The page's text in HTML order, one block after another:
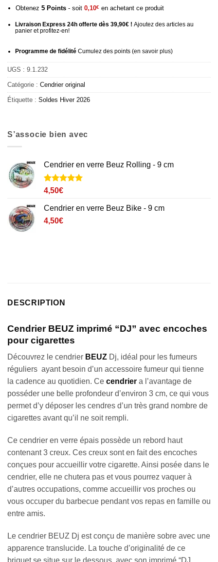
Obtenez 5Points- soit 0,10€ en achetant ce produit
Livraison Express 24h offerte dès 39,90€ ! Ajoutez des articles au
panier et profitez-en!
Programme de fidélitéCumulez des points (en savoir plus)
UGS : 9.1.232
Catégorie : Cendrier original
Étiquette : Soldes Hiver 2026
S’associe bien avec
Cendrier en verre Beuz Rolling - 9 cm
Noté5
5 basé sur
1
notation
client
4,50€
Cendrier en verre Beuz Bike - 9 cm
4,50€
DESCRIPTION
Cendrier BEUZ imprimé “DJ” avec encoches
pour cigarettes
Découvrez le cendrier BEUZ Dj, idéal pour les fumeurs
réguliers ayant besoin d’un accessoire fumeur qui tienne
la cadence au quotidien. Ce cendrier a l’avantage de
posséder une belle profondeur d’environ 3 cm, ce qui vous
permet d’y déposer les cendres d’un très grand nombre de
cigarettes avant qu’il ne soit rempli.
Ce cendrier en verre épais possède un rebord haut
contenant 3 creux. Ces creux sont en fait des encoches
conçues pour accueillir votre cigarette. Ainsi posée dans le
cendrier, elle ne chutera pas et vous pourrez vaquer à
d’autres occupations, comme accueillir vos proches ou
vous occuper du barbecue pendant vos repas en famille ou
entre amis.
Le cendrier BEUZ Dj est conçu de manière sobre avec une
apparence translucide. La touche d’originalité de ce
briquet se situe sur le dessous, avec son imprimé “DJ